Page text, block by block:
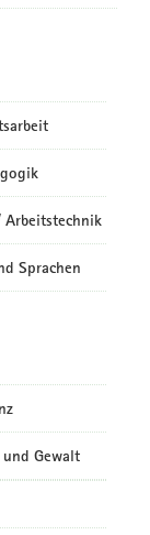
Arbeitstechnik
Sprachen
Gewalt